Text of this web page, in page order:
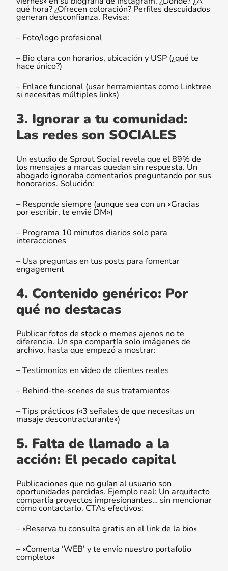
qué hora? ¿Ofrecen coloración? Perfiles descuidados
generan desconfianza. Revisa:
– Foto/logo profesional
– Bio clara con horarios, ubicación y USP (¿qué te
hace único?)
– Enlace funcional (usar herramientas como Linktree
si necesitas múltiples links)
3. Ignorar a tu comunidad:
Las redes son SOCIALES
Un estudio de Sprout Social revela que el 89% de
los mensajes a marcas quedan sin respuesta. Un
abogado ignoraba comentarios preguntando por sus
honorarios. Solución:
– Responde siempre (aunque sea con un «Gracias
por escribir, te envié DM»)
– Programa 10 minutos diarios solo para
interacciones
– Usa preguntas en tus posts para fomentar
engagement
4. Contenido genérico: Por
qué no destacas
Publicar fotos de stock o memes ajenos no te
diferencia. Un spa compartía solo imágenes de
archivo, hasta que empezó a mostrar:
– Testimonios en video de clientes reales
– Behind-the-scenes de sus tratamientos
– Tips prácticos («3 señales de que necesitas un
masaje descontracturante»)
5. Falta de llamado a la
acción: El pecado capital
Publicaciones que no guían al usuario son
oportunidades perdidas. Ejemplo real: Un arquitecto
compartía proyectos impresionantes… sin mencionar
cómo contactarlo. CTAs efectivos:
– «Reserva tu consulta gratis en el link de la bio»
– «Comenta ‘WEB’ y te envío nuestro portafolio
completo»